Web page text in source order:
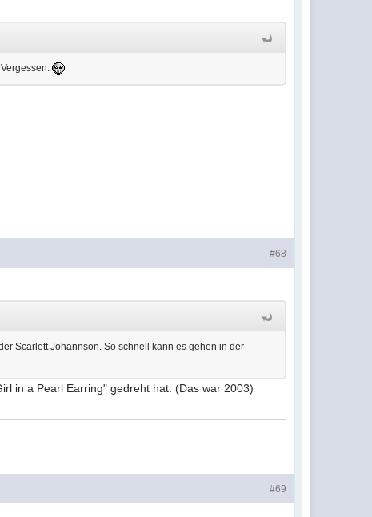
Vergessen.
#68
Scarlett Johannson. So schnell kann es gehen in der
in a Pearl Earring" gedreht hat. (Das war 2003)
#69